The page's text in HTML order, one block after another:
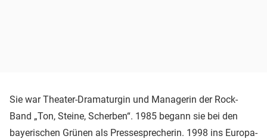
Sie war Theater-Dramaturgin und Managerin der Rock-
Band „Ton, Steine, Scherben“. 1985 begann sie bei den
bayerischen Grünen als Pressesprecherin. 1998 ins Europa-